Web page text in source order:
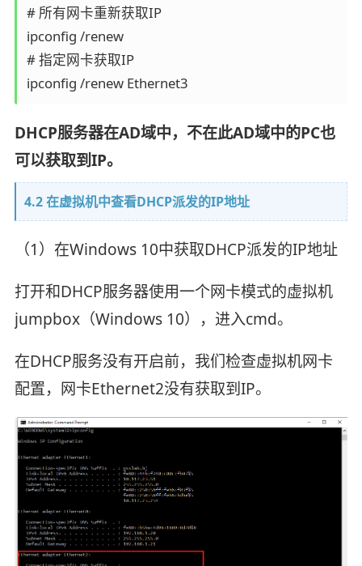
# 所有网卡重新获取IP
ipconfig /renew
# 指定网卡获取IP
ipconfig /renew Ethernet3
DHCP服务器在AD域中，不在此AD域中的PC也
可以获取到IP。
4.2 在虚拟机中查看DHCP派发的IP地址
（1）在Windows 10中获取DHCP派发的IP地址
打开和DHCP服务器使用一个网卡模式的虚拟机
jumpbox（Windows 10），进入cmd。
在DHCP服务没有开启前，我们检查虚拟机网卡
配置，网卡Ethernet2没有获取到IP。